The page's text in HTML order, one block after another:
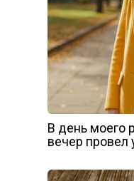
В день моего
вечер провел